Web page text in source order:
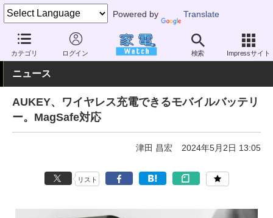
Powered by Translate
カテゴリ ログイン 検索 Impressサイト
家電 Watch 生活家電 電池・タップ モバイルバッテリー
ニュース
AUKEY、ワイヤレス充電できるモバイルバッテリ
ー。MagSafe対応
津田 昌宏 2024年5月2日 13:05
リスト